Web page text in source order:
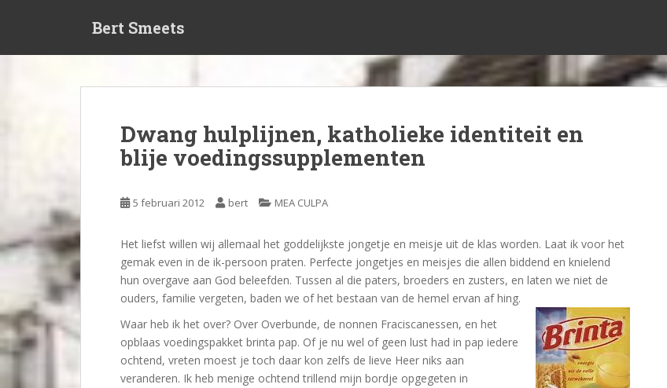
t
e
Bert Smeets
Dwang hulplijnen, katholieke identiteit en
blije voedingssupplementen
5 februari 2012 bert MEA CULPA
Het liefst willen wij allemaal het goddelijkste jongetje en meisje uit de klas worden. Laat ik voor het
gemak even in de ik-persoon praten. Perfecte jongetjes en meisjes die allen biddend en knielend
hun overgave aan God beleefden. Tussen al die paters, broeders en zusters, en laten we niet de
ouders, familie vergeten, baden we of het bestaan van de hemel ervan af hing.
Waar heb ik het over? Over Overbunde, de nonnen Fraciscanessen, en het
opblaas voedingspakket brinta pap. Of je nu wel of geen lust had in pap iedere
ochtend, vreten moest je toch daar kon zelfs de lieve Heer niks aan
veranderen. Ik heb menige ochtend trillend mijn bordje opgegeten in